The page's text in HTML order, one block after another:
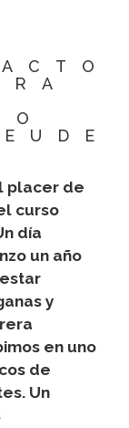
placer de
curso
día
un año
y
en uno
de
Un